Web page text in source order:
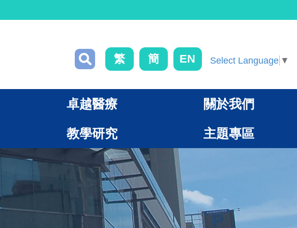
繁 簡 EN Select Language ▼
卓越醫療 關於我們
教學研究 主題專區